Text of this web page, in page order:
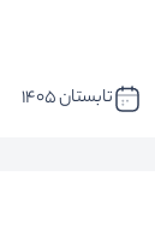
تابستان 1405